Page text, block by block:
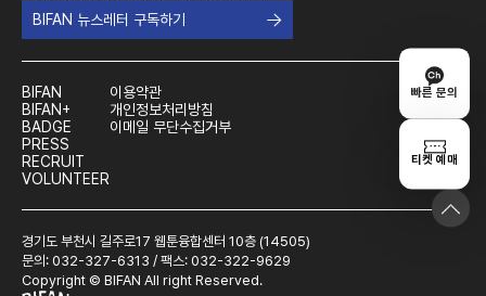
빠른 문의
티켓 예매
BIFAN 뉴스레터 구독하기
BIFAN
BIFAN+
BADGE
PRESS
RECRUIT
VOLUNTEER
이용약관
개인정보처리방침
이메일 무단수집거부
경기도 부천시 길주로17 웹툰융합센터 10층 (14505)
문의: 032-327-6313 / 팩스: 032-322-9629
Copyright © BIFAN All right Reserved.